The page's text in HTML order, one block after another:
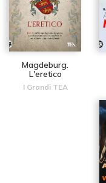
Magdeburg.
L'eretico
I Grandi TEA